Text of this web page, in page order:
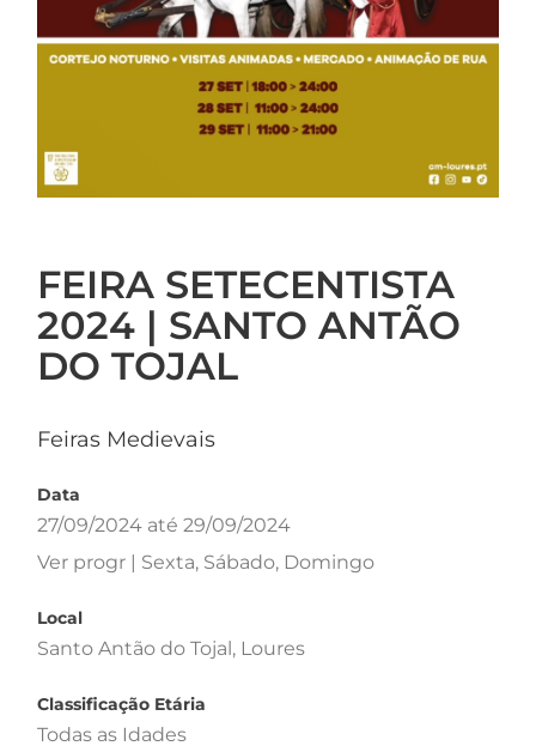
FEIRA SETECENTISTA
2024 | SANTO ANTÃO
DO TOJAL
Feiras Medievais
Data
27/09/2024 até 29/09/2024
Ver progr | Sexta, Sábado, Domingo
Local
Santo Antão do Tojal, Loures
Classificação Etária
Todas as Idades